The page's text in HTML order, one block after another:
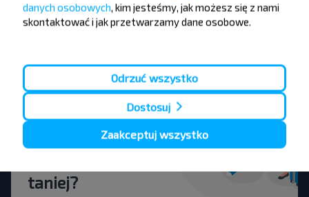
Pļaviņas
taniej?
danych osobowych, kim jesteśmy, jak możesz się z nami
skontaktować i jak przetwarzamy dane osobowe.
Odrzuć wszystko
Dostosuj
Zaakceptuj wszystko